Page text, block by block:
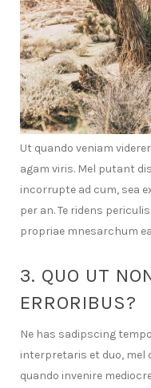
Ut quando veniam
agam viris. Mel putant
incorrupte ad cum, sea
per an. Te ridens
propriae mnesarchum
3. QUO UT
ERRORIBUS?
Ne has sadipscing
interpretaris et duo, mel
quando invenire